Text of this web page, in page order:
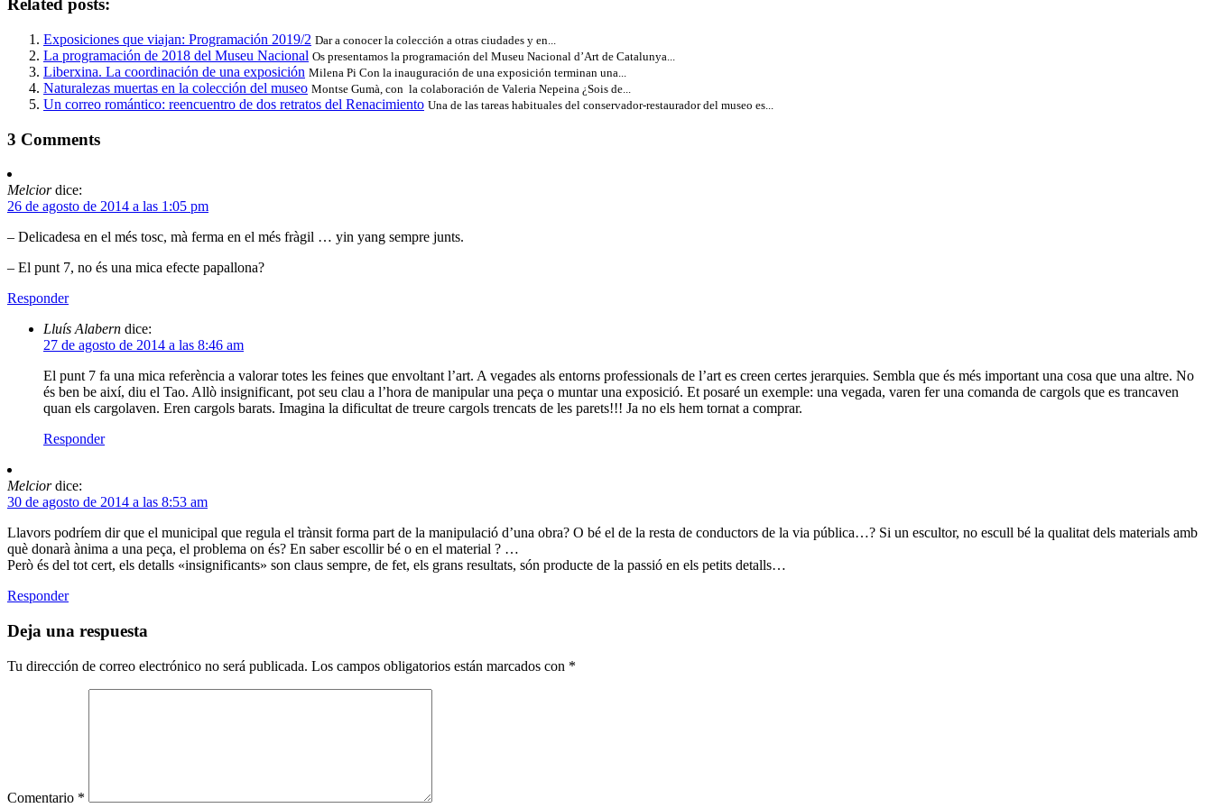
Related posts:
Exposiciones que viajan: Programación 2019/2 Dar a conocer la colección a otras ciudades y en...
La programación de 2018 del Museu Nacional Os presentamos la programación del Museu Nacional d’Art de Catalunya...
Liberxina. La coordinación de una exposición Milena Pi Con la inauguración de una exposición terminan una...
Naturalezas muertas en la colección del museo Montse Gumà, con la colaboración de Valeria Nepeina ¿Sois de...
Un correo romántico: reencuentro de dos retratos del Renacimiento Una de las tareas habituales del conservador-restaurador del museo es...
3 Comments
Melcior dice:
26 de agosto de 2014 a las 1:05 pm
– Delicadesa en el més tosc, mà ferma en el més fràgil … yin yang sempre junts.
– El punt 7, no és una mica efecte papallona?
Responder
Lluís Alabern dice:
27 de agosto de 2014 a las 8:46 am
El punt 7 fa una mica referència a valorar totes les feines que envoltant l’art. A vegades als entorns professionals de l’art es creen certes jerarquies. Sembla que és més important una cosa que una altre. No
és ben be així, diu el Tao. Allò insignificant, pot seu clau a l’hora de manipular una peça o muntar una exposició. Et posaré un exemple: una vegada, varen fer una comanda de cargols que es trancaven
quan els cargolaven. Eren cargols barats. Imagina la dificultat de treure cargols trencats de les parets!!! Ja no els hem tornat a comprar.
Responder
Melcior dice:
30 de agosto de 2014 a las 8:53 am
Llavors podríem dir que el municipal que regula el trànsit forma part de la manipulació d’una obra? O bé el de la resta de conductors de la via pública…? Si un escultor, no escull bé la qualitat dels materials amb
què donarà ànima a una peça, el problema on és? En saber escollir bé o en el material ? …
Però és del tot cert, els detalls «insignificants» son claus sempre, de fet, els grans resultats, són producte de la passió en els petits detalls…
Responder
Deja una respuesta
Tu dirección de correo electrónico no será publicada. Los campos obligatorios están marcados con *
Comentario *